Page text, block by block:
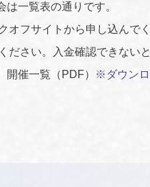
一覧表の通りです。
オフサイトから申し込んでく
ださい。入金確認できない
催一覧（PDF）
※ダウン